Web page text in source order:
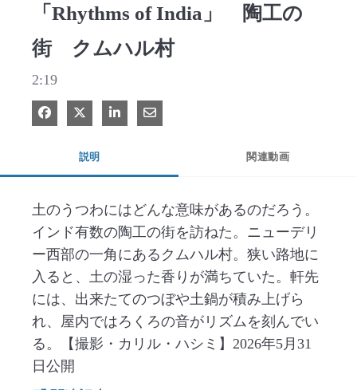
「Rhythms of India」 陶工の
街 クムハル村
2:19
Facebook で共有
Xで共有する
LinkedIn で共有
電子メールで共有
説明 関連動画
土のうつわにはどんな意味があるのだろう。
インド有数の陶工の街を訪ねた。ニューデリ
ー西部の一角にあるクムハル村。狭い路地に
入ると、土の湿った香りが満ちていた。軒先
には、出来たてのつぼや土鍋が積み上げら
れ、屋内ではろくろの音がリズムを刻んでい
る。【撮影・カリル・ハシミ】2026年5月31
日公開